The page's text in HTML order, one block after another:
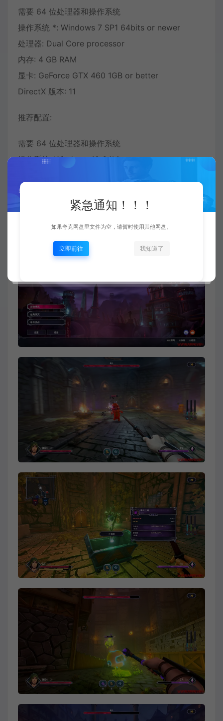
需要 64 位处理器和操作系统
操作系统 *: Windows 7 SP1 64bits or newer
处理器: Dual Core processor
内存: 4 GB RAM
显卡: GeForce GTX 460 1GB or better
DirectX 版本: 11
推荐配置:
需要 64 位处理器和操作系统
操作系统: Windows 10 64bits
内存: 16 GB RAM
显卡: GeForce GTX 1060 3GB or better
DirectX 版本: 11
紧急通知！！！
如果夸克网盘里文件为空，请暂时使用其他网盘。
立即前往 我知道了